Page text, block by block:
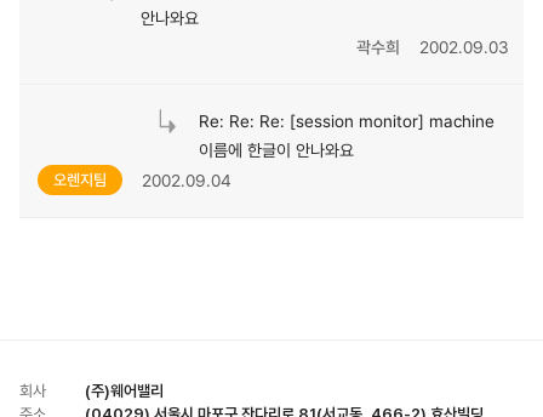
안나와요
곽수희
2002.09.03
Re: Re: Re: [session monitor] machine
이름에 한글이 안나와요
오렌지팀 2002.09.04
회사
(주)웨어밸리